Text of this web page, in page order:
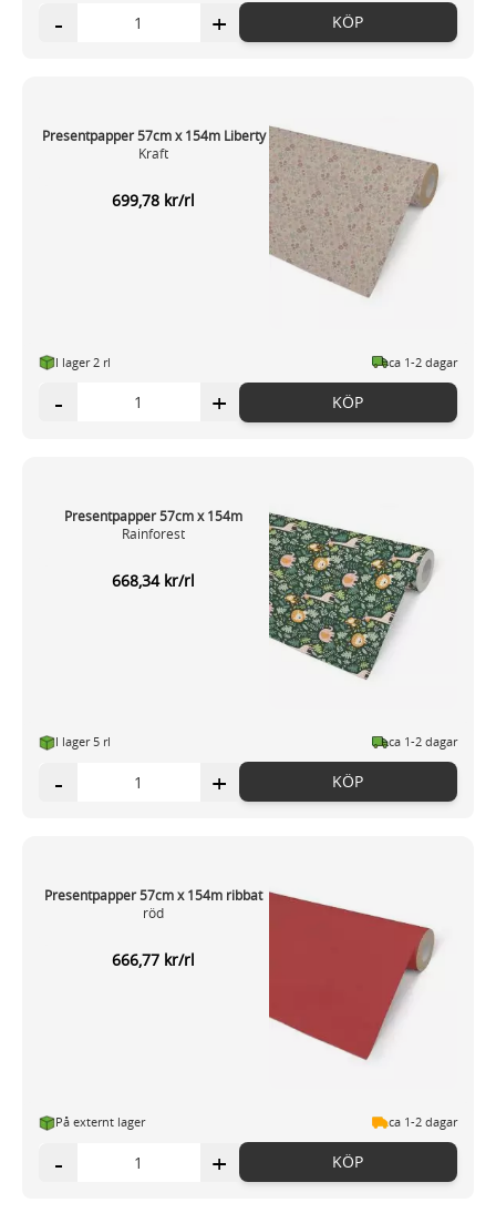
samlat in när du har använt deras tjänster.
- + KÖP
Presentpapper 57cm x 154m Liberty
Kraft
699,78 kr/rl
I lager 2 rl ca 1-2 dagar
- + KÖP
Presentpapper 57cm x 154m
Rainforest
668,34 kr/rl
I lager 5 rl ca 1-2 dagar
- + KÖP
Presentpapper 57cm x 154m ribbat
röd
666,77 kr/rl
På externt lager ca 1-2 dagar
- + KÖP